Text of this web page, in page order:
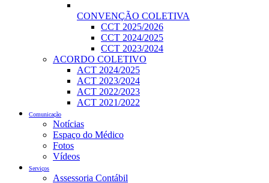
CONVENÇÃO COLETIVA
CCT 2025/2026
CCT 2024/2025
CCT 2023/2024
ACORDO COLETIVO
ACT 2024/2025
ACT 2023/2024
ACT 2022/2023
ACT 2021/2022
Comunicação
Notícias
Espaço do Médico
Fotos
Vídeos
Serviços
Assessoria Contábil